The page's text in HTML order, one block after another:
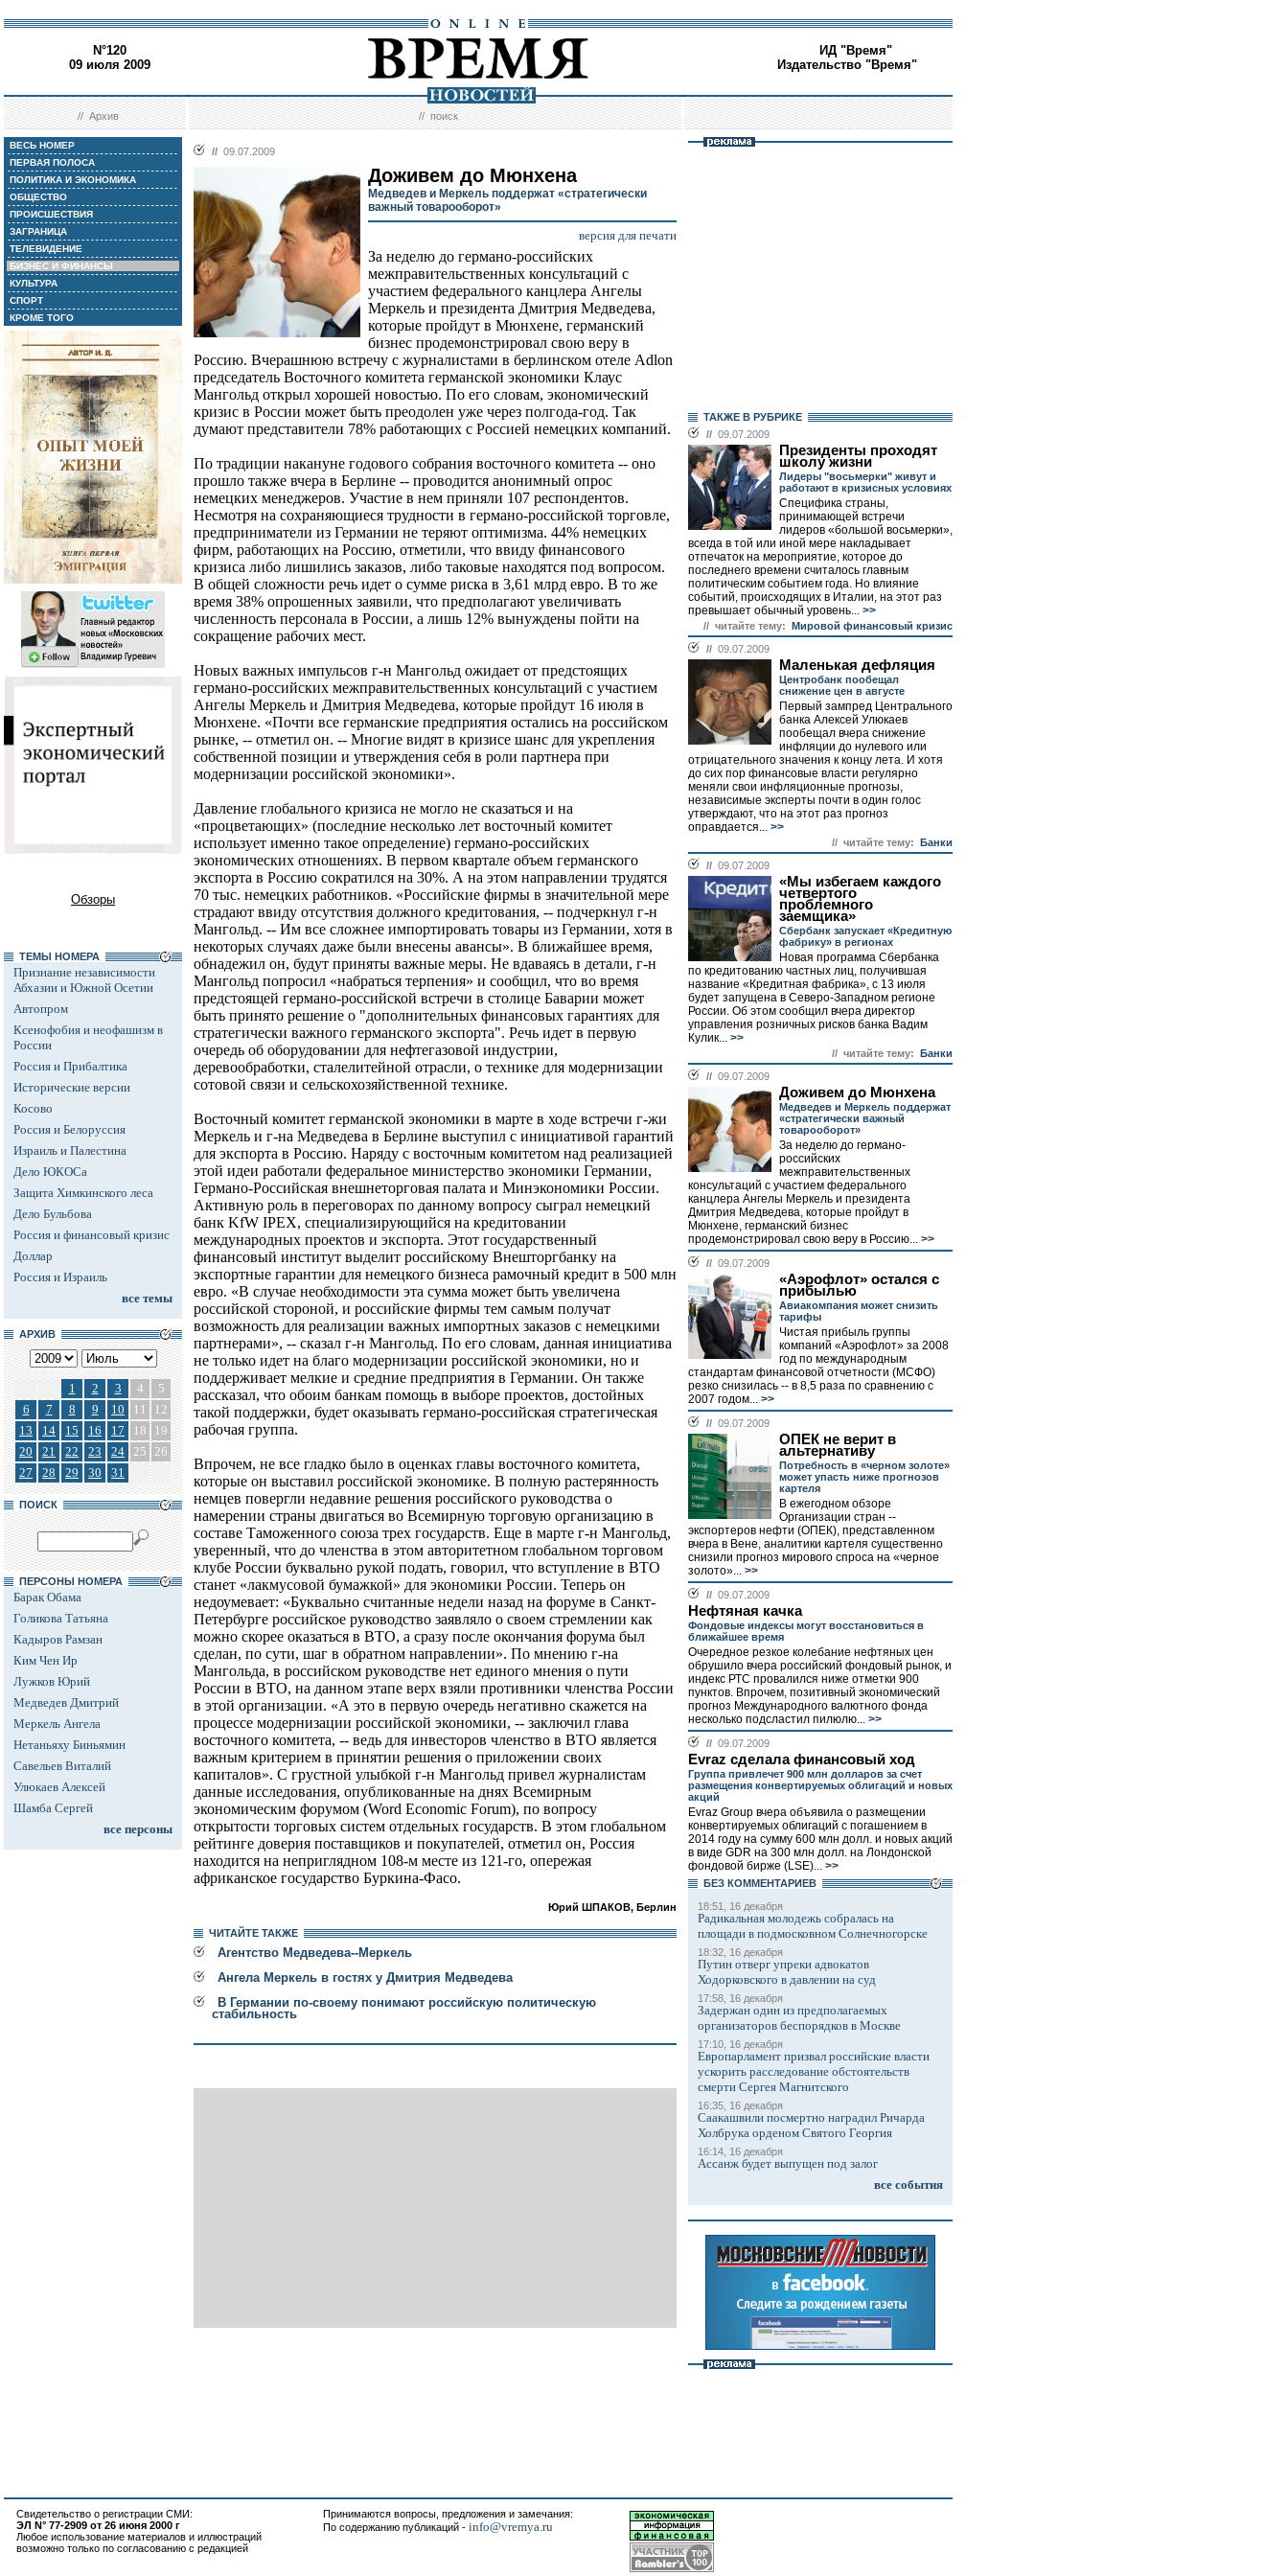
N°120
09 июля 2009
ИД "Время"
Издательство "Время"
//Архив //поиск
ВЕСЬ НОМЕР
ПЕРВАЯ ПОЛОСА
ПОЛИТИКА И ЭКОНОМИКА
ОБЩЕСТВО
ПРОИСШЕСТВИЯ
ЗАГРАНИЦА
ТЕЛЕВИДЕНИЕ
БИЗНЕС И ФИНАНСЫ
КУЛЬТУРА
СПОРТ
КРОМЕ ТОГО
Обзоры
ТЕМЫ НОМЕРА
Признание независимости
Абхазии и Южной Осетии
Автопром
Ксенофобия и неофашизм в
России
Россия и Прибалтика
Исторические версии
Косово
Россия и Белоруссия
Израиль и Палестина
Дело ЮКОСа
Защита Химкинского леса
Дело Бульбова
Россия и финансовый кризис
Доллар
Россия и Израиль
все темы
АРХИВ
1 2 3 4
5
6
7 8 9 10 11
12
13
14 15 16 17 18
19
20
21 22 23 24 25 26
27
28 29 30 31
ПОИСК
ПЕРСОНЫ НОМЕРА
Барак Обама
Голикова Татьяна
Кадыров Рамзан
Ким Чен Ир
Лужков Юрий
Медведев Дмитрий
Меркель Ангела
Нетаньяху Биньямин
Савельев Виталий
Улюкаев Алексей
Шамба Сергей
все персоны
// 09.07.2009
Доживем до Мюнхена
Медведев и Меркель поддержат «стратегически
важный товарооборот»
версия для печати
За неделю до германо-российских
межправительственных консультаций с
участием федерального канцлера Ангелы
Меркель и президента Дмитрия Медведева,
которые пройдут в Мюнхене, германский
бизнес продемонстрировал свою веру в
Россию. Вчерашнюю встречу с журналистами в берлинском отеле Adlon
председатель Восточного комитета германской экономики Клаус
Мангольд открыл хорошей новостью. По его словам, экономический
кризис в России может быть преодолен уже через полгода-год. Так
думают представители 78% работающих с Россией немецких компаний.
По традиции накануне годового собрания восточного комитета -- оно
прошло также вчера в Берлине -- проводится анонимный опрос
немецких менеджеров. Участие в нем приняли 107 респондентов.
Несмотря на сохраняющиеся трудности в германо-российской торговле,
предприниматели из Германии не теряют оптимизма. 44% немецких
фирм, работающих на Россию, отметили, что ввиду финансового
кризиса либо лишились заказов, либо таковые находятся под вопросом.
В общей сложности речь идет о сумме риска в 3,61 млрд евро. В то же
время 38% опрошенных заявили, что предполагают увеличивать
численность персонала в России, а лишь 12% вынуждены пойти на
сокращение рабочих мест.
Новых важных импульсов г-н Мангольд ожидает от предстоящих
германо-российских межправительственных консультаций с участием
Ангелы Меркель и Дмитрия Медведева, которые пройдут 16 июля в
Мюнхене. «Почти все германские предприятия остались на российском
рынке, -- отметил он. -- Многие видят в кризисе шанс для укрепления
собственной позиции и утверждения себя в роли партнера при
модернизации российской экономики».
Давление глобального кризиса не могло не сказаться и на
«процветающих» (последние несколько лет восточный комитет
использует именно такое определение) германо-российских
экономических отношениях. В первом квартале объем германского
экспорта в Россию сократился на 30%. А на этом направлении трудятся
70 тыс. немецких работников. «Российские фирмы в значительной мере
страдают ввиду отсутствия должного кредитования, -- подчеркнул г-н
Мангольд. -- Им все сложнее импортировать товары из Германии, хотя в
некоторых случаях даже были внесены авансы». В ближайшее время,
обнадежил он, будут приняты важные меры. Не вдаваясь в детали, г-н
Мангольд попросил «набраться терпения» и сообщил, что во время
предстоящей германо-российской встречи в столице Баварии может
быть принято решение о "дополнительных финансовых гарантиях для
стратегически важного германского экспорта". Речь идет в первую
очередь об оборудовании для нефтегазовой индустрии,
деревообработки, сталелитейной отрасли, о технике для модернизации
сотовой связи и сельскохозяйственной технике.
Восточный комитет германской экономики в марте в ходе встречи г-жи
Меркель и г-на Медведева в Берлине выступил с инициативой гарантий
для экспорта в Россию. Наряду с восточным комитетом над реализацией
этой идеи работали федеральное министерство экономики Германии,
Германо-Российская внешнеторговая палата и Минэкономики России.
Активную роль в переговорах по данному вопросу сыграл немецкий
банк KfW IPEX, специализирующийся на кредитовании
международных проектов и экспорта. Этот государственный
финансовый институт выделит российскому Внешторгбанку на
экспортные гарантии для немецкого бизнеса рамочный кредит в 500 млн
евро. «В случае необходимости эта сумма может быть увеличена
российской стороной, и российские фирмы тем самым получат
возможность для реализации важных импортных заказов с немецкими
партнерами», -- сказал г-н Мангольд. По его словам, данная инициатива
не только идет на благо модернизации российской экономики, но и
поддерживает мелкие и средние предприятия в Германии. Он также
рассказал, что обоим банкам помощь в выборе проектов, достойных
такой поддержки, будет оказывать германо-российская стратегическая
рабочая группа.
Впрочем, не все гладко было в оценках главы восточного комитета,
которые он выставил российской экономике. В полную растерянность
немцев повергли недавние решения российского руководства о
намерении страны двигаться во Всемирную торговую организацию в
составе Таможенного союза трех государств. Еще в марте г-н Мангольд,
уверенный, что до членства в этом авторитетном глобальном торговом
клубе России буквально рукой подать, говорил, что вступление в ВТО
станет «лакмусовой бумажкой» для экономики России. Теперь он
недоумевает: «Буквально считанные недели назад на форуме в Санкт-
Петербурге российское руководство заявляло о своем стремлении как
можно скорее оказаться в ВТО, а сразу после окончания форума был
сделан, по сути, шаг в обратном направлении». По мнению г-на
Мангольда, в российском руководстве нет единого мнения о пути
России в ВТО, на данном этапе верх взяли противники членства России
в этой организации. «А это в первую очередь негативно скажется на
процессе модернизации российской экономики, -- заключил глава
восточного комитета, -- ведь для инвесторов членство в ВТО является
важным критерием в принятии решения о приложении своих
капиталов». С грустной улыбкой г-н Мангольд привел журналистам
данные исследования, опубликованные на днях Всемирным
экономическим форумом (Word Economic Forum), по вопросу
открытости торговых систем отдельных государств. В этом глобальном
рейтинге доверия поставщиков и покупателей, отметил он, Россия
находится на неприглядном 108-м месте из 121-го, опережая
африканское государство Буркина-Фасо.
Юрий ШПАКОВ, Берлин
ЧИТАЙТЕ ТАКЖЕ
Агентство Медведева--Меркель
Ангела Меркель в гостях у Дмитрия Медведева
В Германии по-своему понимают российскую политическую
стабильность
ТАКЖЕ В РУБРИКЕ
// 09.07.2009
Президенты проходят
школу жизни
Лидеры "восьмерки" живут и
работают в кризисных условиях
Специфика страны,
принимающей встречи
лидеров «большой восьмерки»,
всегда в той или иной мере накладывает
отпечаток на мероприятие, которое до
последнего времени считалось главным
политическим событием года. Но влияние
событий, происходящих в Италии, на этот раз
превышает обычный уровень... >>
// читайте тему: Мировой финансовый кризис
// 09.07.2009
Маленькая дефляция
Центробанк пообещал
снижение цен в августе
Первый зампред Центрального
банка Алексей Улюкаев
пообещал вчера снижение
инфляции до нулевого или
отрицательного значения к концу лета. И хотя
до сих пор финансовые власти регулярно
меняли свои инфляционные прогнозы,
независимые эксперты почти в один голос
утверждают, что на этот раз прогноз
оправдается... >>
// читайте тему: Банки
// 09.07.2009
«Мы избегаем каждого
четвертого
проблемного
заемщика»
Сбербанк запускает «Кредитную
фабрику» в регионах
Новая программа Сбербанка
по кредитованию частных лиц, получившая
название «Кредитная фабрика», с 13 июля
будет запущена в Северо-Западном регионе
России. Об этом сообщил вчера директор
управления розничных рисков банка Вадим
Кулик... >>
// читайте тему: Банки
// 09.07.2009
Доживем до Мюнхена
Медведев и Меркель поддержат
«стратегически важный
товарооборот»
За неделю до германо-
российских
межправительственных
консультаций с участием федерального
канцлера Ангелы Меркель и президента
Дмитрия Медведева, которые пройдут в
Мюнхене, германский бизнес
продемонстрировал свою веру в Россию... >>
// 09.07.2009
«Аэрофлот» остался с
прибылью
Авиакомпания может снизить
тарифы
Чистая прибыль группы
компаний «Аэрофлот» за 2008
год по международным
стандартам финансовой отчетности (МСФО)
резко снизилась -- в 8,5 раза по сравнению с
2007 годом... >>
// 09.07.2009
ОПЕК не верит в
альтернативу
Потребность в «черном золоте»
может упасть ниже прогнозов
картеля
В ежегодном обзоре
Организации стран --
экспортеров нефти (ОПЕК), представленном
вчера в Вене, аналитики картеля существенно
снизили прогноз мирового спроса на «черное
золото»... >>
// 09.07.2009
Нефтяная качка
Фондовые индексы могут восстановиться в
ближайшее время
Очередное резкое колебание нефтяных цен
обрушило вчера российский фондовый рынок, и
индекс РТС провалился ниже отметки 900
пунктов. Впрочем, позитивный экономический
прогноз Международного валютного фонда
несколько подсластил пилюлю... >>
// 09.07.2009
Evraz сделала финансовый ход
Группа привлечет 900 млн долларов за счет
размещения конвертируемых облигаций и новых
акций
Evraz Group вчера объявила о размещении
конвертируемых облигаций с погашением в
2014 году на сумму 600 млн долл. и новых акций
в виде GDR на 300 млн долл. на Лондонской
фондовой бирже (LSE)... >>
БЕЗ КОМMЕНТАРИЕВ
18:51, 16 декабря
Радикальная молодежь собралась на
площади в подмосковном Солнечногорске
18:32, 16 декабря
Путин отверг упреки адвокатов
Ходорковского в давлении на суд
17:58, 16 декабря
Задержан один из предполагаемых
организаторов беспорядков в Москве
17:10, 16 декабря
Европарламент призвал российские власти
ускорить расследование обстоятельств
смерти Сергея Магнитского
16:35, 16 декабря
Саакашвили посмертно наградил Ричарда
Холбрука орденом Святого Георгия
16:14, 16 декабря
Ассанж будет выпущен под залог
все события
Свидетельство о регистрации СМИ:
ЭЛ N° 77-2909 от 26 июня 2000 г
Любое использование материалов и иллюстраций
возможно только по согласованию с редакцией
Принимаются вопросы, предложения и замечания:
По содержанию публикаций - info@vremya.ru